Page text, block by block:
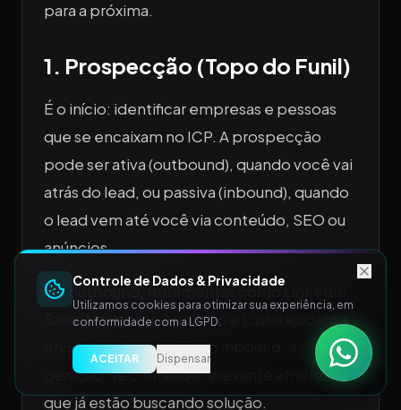
para a próxima.
1. Prospecção (Topo do Funil)
É o início: identificar empresas e pessoas
que se encaixam no ICP. A prospecção
pode ser ativa (outbound), quando você vai
atrás do lead, ou passiva (inbound), quando
o lead vem até você via conteúdo, SEO ou
anúncios.
No outbound, ferramentas como LinkedIn
Sales Navigator, Apollo.io e Lusha ajudam a
encontrar decisores. No inbound, a
geração de conteúdo relevante atrai leads
que já estão buscando solução.
Controle de Dados & Privacidade
Utilizamos cookies para otimizar sua experiência, em
conformidade com a LGPD.
ACEITAR Dispensar